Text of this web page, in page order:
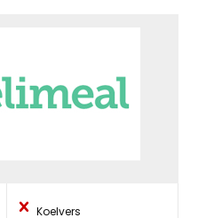
Koelvers